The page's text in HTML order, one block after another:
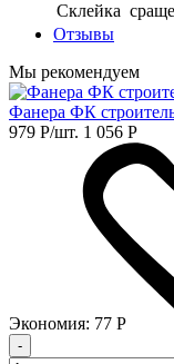
Склейка
Отзывы
Мы рекомендуем
Фанера ФК
979 Р/шт. 1 056 Р
Экономия: 77 Р
-